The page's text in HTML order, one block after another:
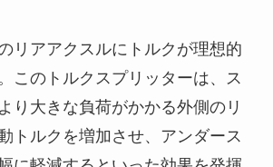
リアアクスルにトルクが理想的
このトルクスプリッターは、ス
り大きな負荷がかかる外側のリ
トルクを増加させ、アンダース